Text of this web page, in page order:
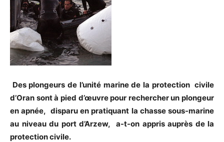
Des plongeurs de l’unité marine de la protection civile
d’Oran sont à pied d’œuvre pour rechercher un plongeur
en apnée, disparu en pratiquant la chasse sous-marine
au niveau du port d’Arzew, a-t-on appris auprès de la
protection civile.